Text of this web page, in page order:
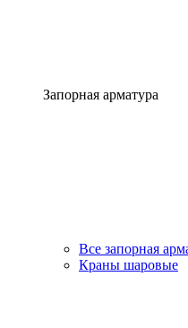
Запорная арматура
Все запорная
Краны шаровые